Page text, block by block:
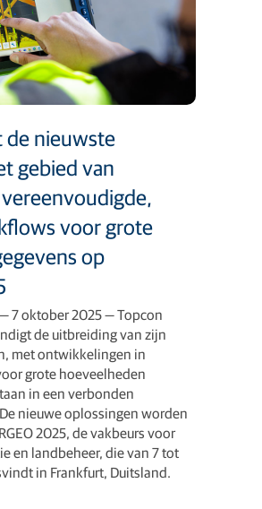
de nieuwste
gebied van
voor grote
op
7 oktober 2025 — Topcon
de uitbreiding van zijn
met ontwikkelingen in
grote hoeveelheden
in een verbonden
nieuwe oplossingen worden
2025, de vakbeurs voor
en landbeheer, die van 7 tot
in Frankfurt, Duitsland.